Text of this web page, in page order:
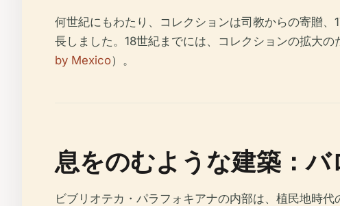
何世紀にもわたり、コレクションは司教からの寄贈
長しました。18世紀までには、コレクションの拡大
by Mexico）。
息をのむような建築：
ビブリオテカ・パラフォキアナの内部は、植民地時